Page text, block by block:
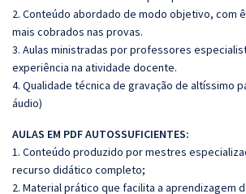
2. Conteúdo abordado de modo objetivo, com
mais cobrados nas provas.
3. Aulas ministradas por professores
experiência na atividade docente.
4. Qualidade técnica de gravação de altíssimo
áudio)
AULAS EM PDF AUTOSSUFICIENTES:
1. Conteúdo produzido por mestres
recurso didático completo;
2. Material prático que facilita a aprendizagem